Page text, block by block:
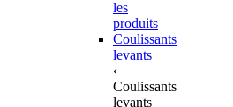
les
produits
Coulissants
levants
‹
Coulissants
levants